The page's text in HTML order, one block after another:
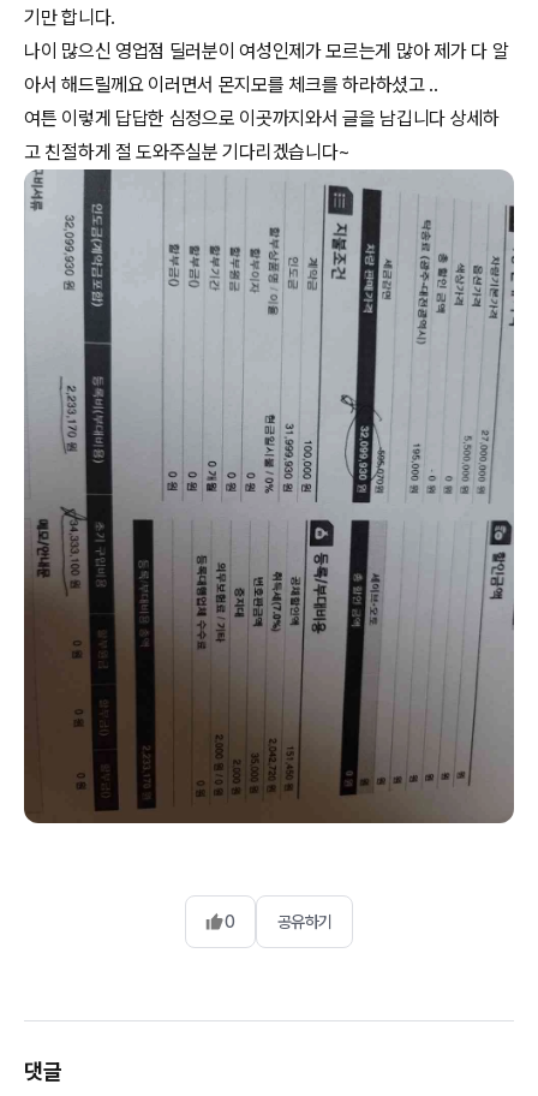
기만 합니다.
나이 많으신 영업점 딜러분이 여성인제가 모르는게 많아 제가 다 알
아서 해드릴께요 이러면서 몬지모를 체크를 하라하셨고 ..
여튼 이렇게 답답한 심정으로 이곳까지와서 글을 남깁니다 상세하
0 공유하기
댓글